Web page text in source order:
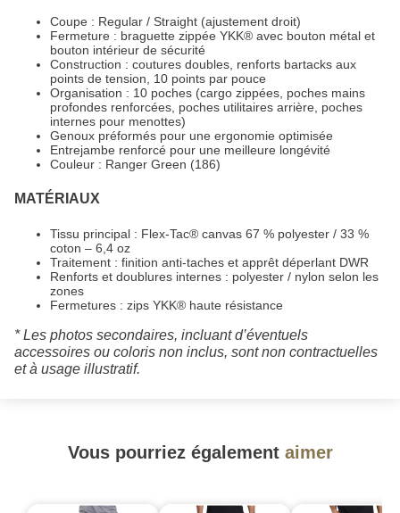
Coupe : Regular / Straight (ajustement droit)
Fermeture : braguette zippée YKK® avec bouton métal et
bouton intérieur de sécurité
Construction : coutures doubles, renforts bartacks aux
points de tension, 10 points par pouce
Organisation : 10 poches (cargo zippées, poches mains
profondes renforcées, poches utilitaires arrière, poches
internes pour menottes)
Genoux préformés pour une ergonomie optimisée
Entrejambe renforcé pour une meilleure longévité
Couleur : Ranger Green (186)
MATÉRIAUX
Tissu principal : Flex-Tac® canvas 67 % polyester / 33 %
coton – 6,4 oz
Traitement : finition anti-taches et apprêt déperlant DWR
Renforts et doublures internes : polyester / nylon selon les
zones
Fermetures : zips YKK® haute résistance
* Les photos secondaires, incluant d’éventuels
accessoires ou coloris non inclus, sont non contractuelles
et à usage illustratif.
Vous pourriez également aimer